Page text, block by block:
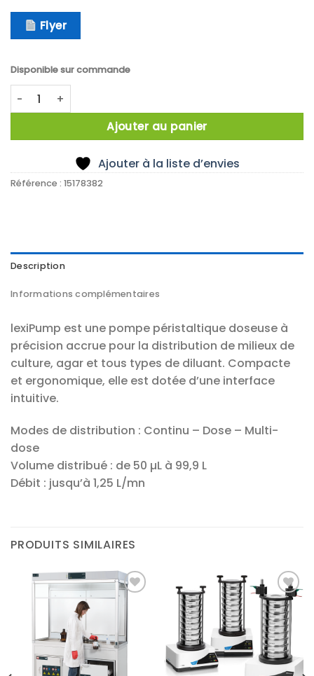
Flyer
Disponible sur commande
quantité de Interscience FlexiPump
Ajouter au panier
Ajouter à la liste d’envies
Référence : 15178382
Description
Informations complémentaires
lexiPump est une pompe péristaltique doseuse à
précision accrue pour la distribution de milieux de
culture, agar et tous types de diluant. Compacte
et ergonomique, elle est dotée d’une interface
intuitive.
Modes de distribution : Continu – Dose – Multi-
dose
Volume distribué : de 50 µL à 99,9 L
Débit : jusqu’à 1,25 L/mn
PRODUITS SIMILAIRES
Ajouter
à la liste
d’envies
Ajouter
à la liste
d’envies